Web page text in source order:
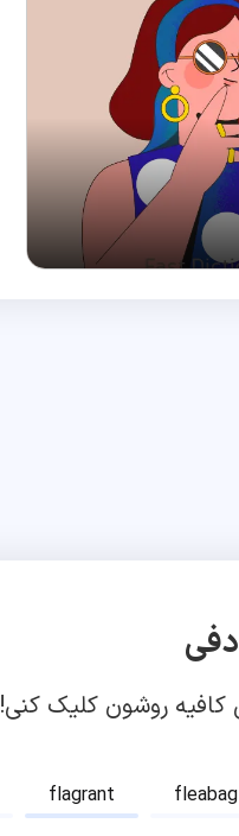
کافیه روشون کلیک کنی!
flagrant fleabag